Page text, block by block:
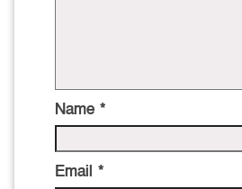
Name *
Email *